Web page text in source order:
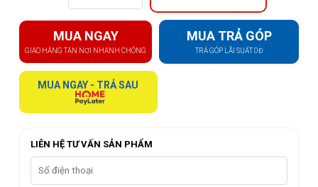
MUA NGAY
GIAO HÀNG TẬN NƠI NHANH CHÓNG
MUA TRẢ GÓP
TRẢ GÓP LÃI SUẤT 0Đ
MUA NGAY - TRẢ SAU
LIÊN HỆ TƯ VẤN SẢN PHẨM